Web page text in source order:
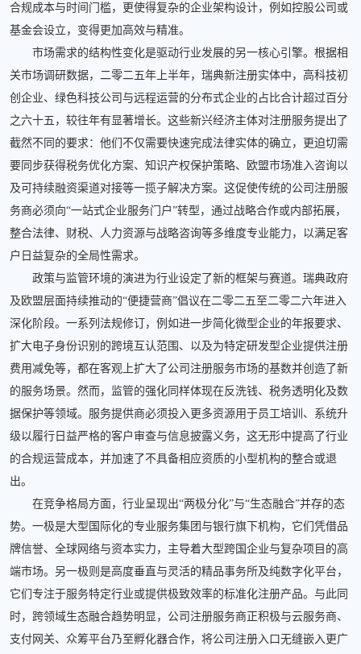
合规成本与时间门槛，更使得复杂的企业架构设计，例如控股公司或
基金会设立，变得更加高效与精准。
市场需求的结构性变化是驱动行业发展的另一核心引擎。根据相
关市场调研数据，二零二五年上半年，瑞典新注册实体中，高科技初
创企业、绿色科技公司与远程运营的分布式企业的占比合计超过百分
之六十五，较往年有显著增长。这些新兴经济主体对注册服务提出了
截然不同的要求：他们不仅需要快速完成法律实体的确立，更迫切需
要同步获得税务优化方案、知识产权保护策略、欧盟市场准入咨询以
及可持续融资渠道对接等一揽子解决方案。这促使传统的公司注册服
务商必须向“一站式企业服务门户”转型，通过战略合作或内部拓展，
整合法律、财税、人力资源与战略咨询等多维度专业能力，以满足客
户日益复杂的全局性需求。
政策与监管环境的演进为行业设定了新的框架与赛道。瑞典政府
及欧盟层面持续推动的“便捷营商”倡议在二零二五至二零二六年进入
深化阶段。一系列法规修订，例如进一步简化微型企业的年报要求、
扩大电子身份识别的跨境互认范围、以及为特定研发型企业提供注册
费用减免等，都在客观上扩大了公司注册服务市场的基数并创造了新
的服务场景。然而，监管的强化同样体现在反洗钱、税务透明化及数
据保护等领域。服务提供商必须投入更多资源用于员工培训、系统升
级以履行日益严格的客户审查与信息披露义务，这无形中提高了行业
的合规运营成本，并加速了不具备相应资质的小型机构的整合或退
出。
在竞争格局方面，行业呈现出“两极分化”与“生态融合”并存的态
势。一极是大型国际化的专业服务集团与银行旗下机构，它们凭借品
牌信誉、全球网络与资本实力，主导着大型跨国企业与复杂项目的高
端市场。另一极则是高度垂直与灵活的精品事务所及纯数字化平台，
它们专注于服务特定行业或提供极致效率的标准化注册产品。与此同
时，跨领域生态融合趋势明显，公司注册服务商正积极与云服务商、
支付网关、众筹平台乃至孵化器合作，将公司注册入口无缝嵌入更广